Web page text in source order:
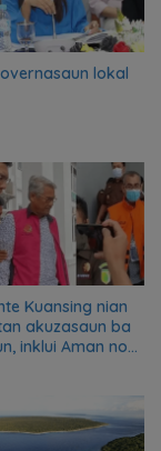
lokal
Kuansing nian
akuzasaun ba
inklui Aman no